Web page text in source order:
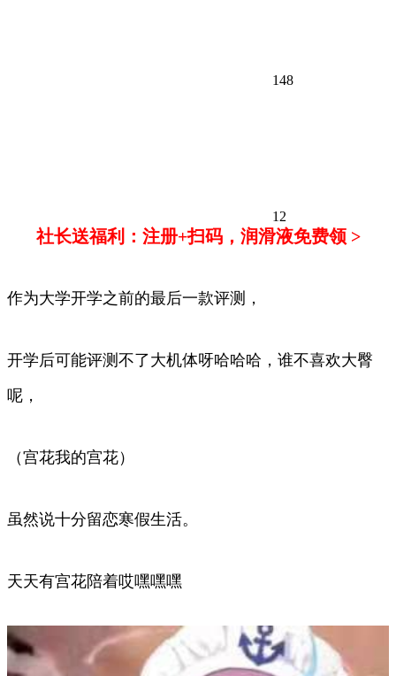
148
12
社长送福利：注册+扫码，润滑液免费领 >
作为大学开学之前的最后一款评测，
开学后可能评测不了大机体呀哈哈哈，谁不喜欢大臀
呢，
（宫花我的宫花）
虽然说十分留恋寒假生活。
天天有宫花陪着哎嘿嘿嘿